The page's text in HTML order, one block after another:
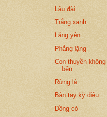
Lâu đài
Trắng xanh
Lặng yên
Phẳng lặng
Con thuyền không
bến
Rừng lá
Bàn tay kỳ diệu
Đồng cỏ